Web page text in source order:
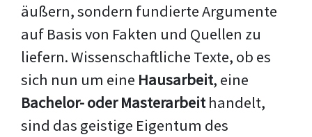
äußern, sondern fundierte Argumente
auf Basis von Fakten und Quellen zu
liefern. Wissenschaftliche Texte, ob es
sich nun um eine Hausarbeit, eine
Bachelor- oder Masterarbeithandelt,
sind das geistige Eigentum des